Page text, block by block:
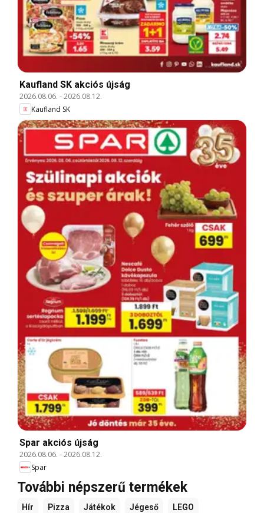
Kaufland SK akciós újság
2026.08.06. -2026.08.12.
Kaufland SK
Spar akciós újság
2026.08.06. -2026.08.12.
Spar
További népszerű termékek
Hír Pizza Játékok Jégeső LEGO